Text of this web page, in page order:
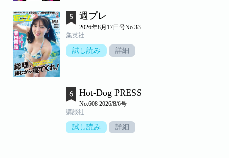
週プレ
2026年8月17日号No.33
集英社
試し読み 詳細
Hot-Dog PRESS
No.608 2026/8/6号
講談社
試し読み 詳細